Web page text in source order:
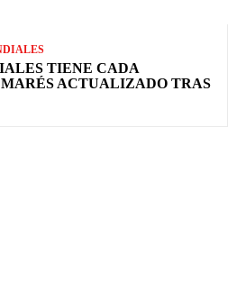
TIENE CADA
ACTUALIZADO TRAS